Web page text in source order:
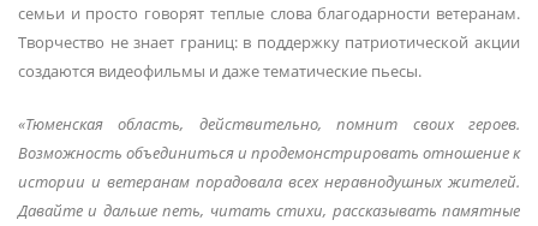
семьи и просто говорят теплые слова благодарности ветеранам.
Творчество не знает границ: в поддержку патриотической акции
создаются видеофильмы и даже тематические пьесы.
«Тюменская область, действительно, помнит своих героев.
Возможность объединиться и продемонстрировать отношение к
истории и ветеранам порадовала всех неравнодушных жителей.
Давайте и дальше петь, читать стихи, рассказывать памятные